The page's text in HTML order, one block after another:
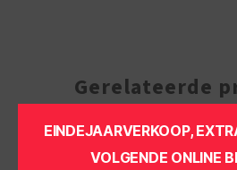
Gerelateerde
-€
EINDEJAARVERKOOP,
VOLGENDE ONLINE